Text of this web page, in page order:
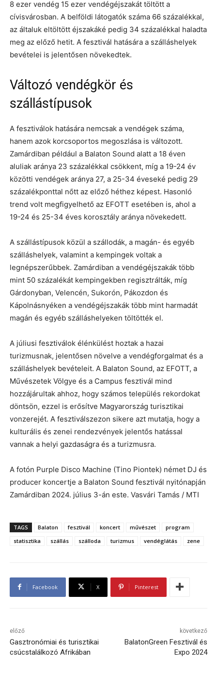
8 ezer vendég 15 ezer vendégéjszakát töltött a
cívisvárosban. A belföldi látogatók száma 66 százalékkal,
az általuk eltöltött éjszakáké pedig 34 százalékkal haladta
meg az előző hetit. A fesztivál hatására a szálláshelyek
bevételei is jelentősen növekedtek.
Változó vendégkör és
szállástípusok
A fesztiválok hatására nemcsak a vendégek száma,
hanem azok korcsoportos megoszlása is változott.
Zamárdiban például a Balaton Sound alatt a 18 éven
aluliak aránya 23 százalékkal csökkent, míg a 19-24 év
közötti vendégek aránya 27, a 25-34 éveseké pedig 29
százalékponttal nőtt az előző héthez képest. Hasonló
trend volt megfigyelhető az EFOTT esetében is, ahol a
19-24 és 25-34 éves korosztály aránya növekedett.
A szállástípusok közül a szállodák, a magán- és egyéb
szálláshelyek, valamint a kempingek voltak a
legnépszerűbbek. Zamárdiban a vendégéjszakák több
mint 50 százalékát kempingekben regisztrálták, míg
Gárdonyban, Velencén, Sukorón, Pákozdon és
Kápolnásnyéken a vendégéjszakák több mint harmadát
magán és egyéb szálláshelyeken töltötték el.
A júliusi fesztiválok élénkülést hoztak a hazai
turizmusnak, jelentősen növelve a vendégforgalmat és a
szálláshelyek bevételeit. A Balaton Sound, az EFOTT, a
Művészetek Völgye és a Campus fesztivál mind
hozzájárultak ahhoz, hogy számos település rekordokat
döntsön, ezzel is erősítve Magyarország turisztikai
vonzerejét. A fesztiválszezon sikere azt mutatja, hogy a
kulturális és zenei rendezvények jelentős hatással
vannak a helyi gazdaságra és a turizmusra.
A fotón Purple Disco Machine (Tino Piontek) német DJ és
producer koncertje a Balaton Sound fesztivál nyitónapján
Zamárdiban 2024. július 3-án este. Vasvári Tamás / MTI
TAGS Balaton fesztivál koncert művészet
program
statisztika
szállás szálloda turizmus vendéglátás zene
Facebook X Pinterest
előző
Gasztronómiai és turisztikai
csúcstalálkozó Afrikában
következő
BalatonGreen Fesztivál és
Expo 2024